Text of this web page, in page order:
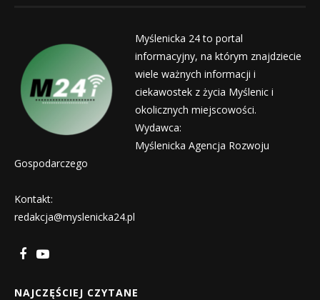
Myślenicka 24 to portal
informacyjny, na którym znajdziecie
wiele ważnych informacji i
ciekawostek z życia Myślenic i
okolicznych miejscowości.
Wydawca:
Myślenicka Agencja Rozwoju
Gospodarczego
Kontakt:
redakcja@myslenicka24.pl
NAJCZĘŚCIEJ CZYTANE